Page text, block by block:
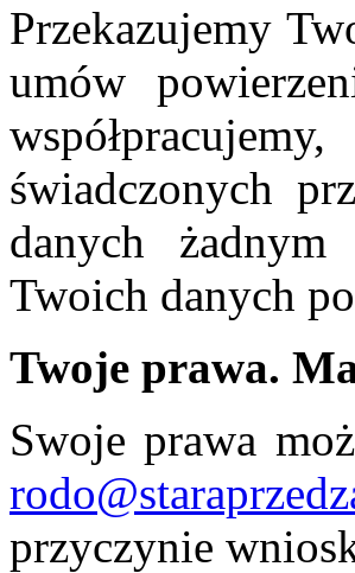
Przekazujemy
umów
świadczonych
danych
Twoich danych
Twoje prawa.
Swoje prawa
przyczynie